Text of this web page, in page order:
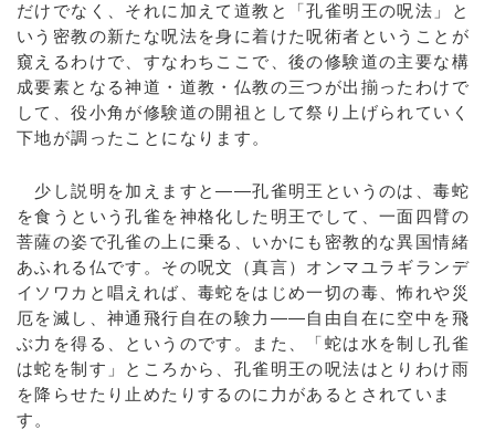
だけでなく、それに加えて道教と「孔雀明王の呪法」と
いう密教の新たな呪法を身に着けた呪術者ということが
窺えるわけで、すなわちここで、後の修験道の主要な構
成要素となる神道・道教・仏教の三つが出揃ったわけで
して、役小角が修験道の開祖として祭り上げられていく
下地が調ったことになります。
少し説明を加えますと――孔雀明王というのは、毒蛇
を食うという孔雀を神格化した明王でして、一面四臂の
菩薩の姿で孔雀の上に乗る、いかにも密教的な異国情緒
あふれる仏です。その呪文（真言）オンマユラギランデ
イソワカと唱えれば、毒蛇をはじめ一切の毒、怖れや災
厄を滅し、神通飛行自在の験力――自由自在に空中を飛
ぶ力を得る、というのです。また、「蛇は水を制し孔雀
は蛇を制す」ところから、孔雀明王の呪法はとりわけ雨
を降らせたり止めたりするのに力があるとされていま
す。